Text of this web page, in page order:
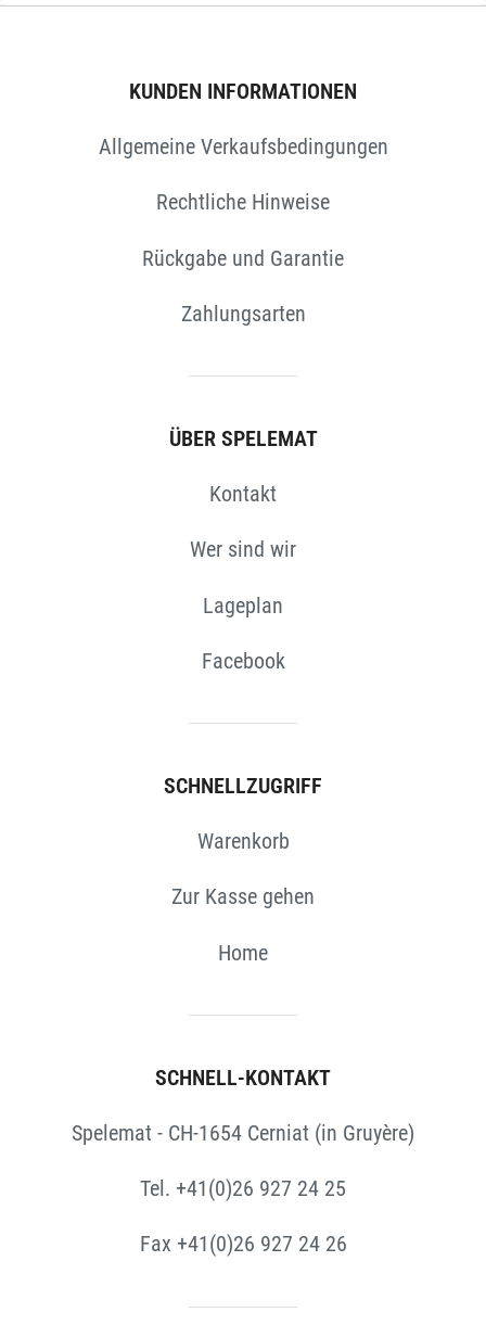
KUNDEN INFORMATIONEN
Allgemeine Verkaufsbedingungen
Rechtliche Hinweise
Rückgabe und Garantie
Zahlungsarten
ÜBER SPELEMAT
Kontakt
Wer sind wir
Lageplan
Facebook
SCHNELLZUGRIFF
Warenkorb
Zur Kasse gehen
Home
SCHNELL-KONTAKT
Spelemat - CH-1654 Cerniat (in Gruyère)
Tel. +41(0)26 927 24 25
Fax +41(0)26 927 24 26